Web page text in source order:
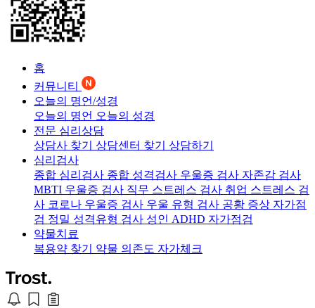
홈
커뮤니티
오늘의 명언/성경
오늘의 명언 오늘의 성경
전문 심리상담
상담사 찾기 상담센터 찾기 상담하기
심리검사
종합 심리검사 종합 성격검사 우울증 검사 자존감 검사
MBTI 우울증 검사 직무 스트레스 검사 취업 스트레스 검
사 코로나 우울증 검사 우울 유형 검사 공황 증상 자가점
검 정밀 성격유형 검사 성인 ADHD 자가점검
약물치료
복용약 찾기 약물 의존도 자가체크